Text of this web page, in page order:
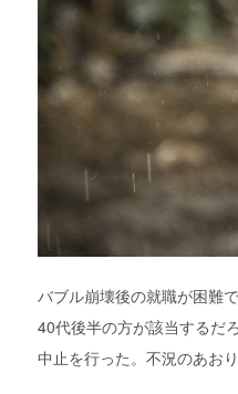
バブル崩壊後の就職が困難
40代後半の方が該当するだ
中止を行った。不況のあお